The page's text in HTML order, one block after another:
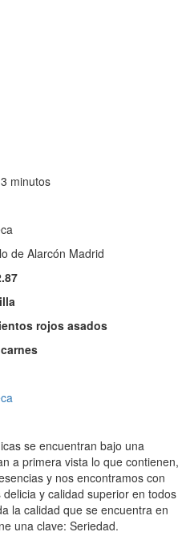
3 minutos
de Alarcón Madrid
rojos asados
se encuentran bajo una
a primera vista lo que contienen,
y nos encontramos con
y calidad superior en todos
la calidad que se encuentra en
una clave: Seriedad.